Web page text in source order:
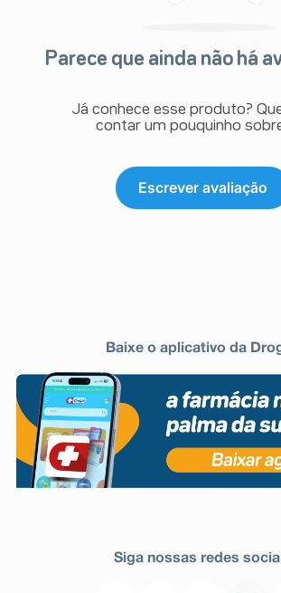
Parece que ainda não há
Já conhece esse produto?
contar um pouquinho
Escrever avaliação
Baixe o aplicativo da
Siga nossas redes